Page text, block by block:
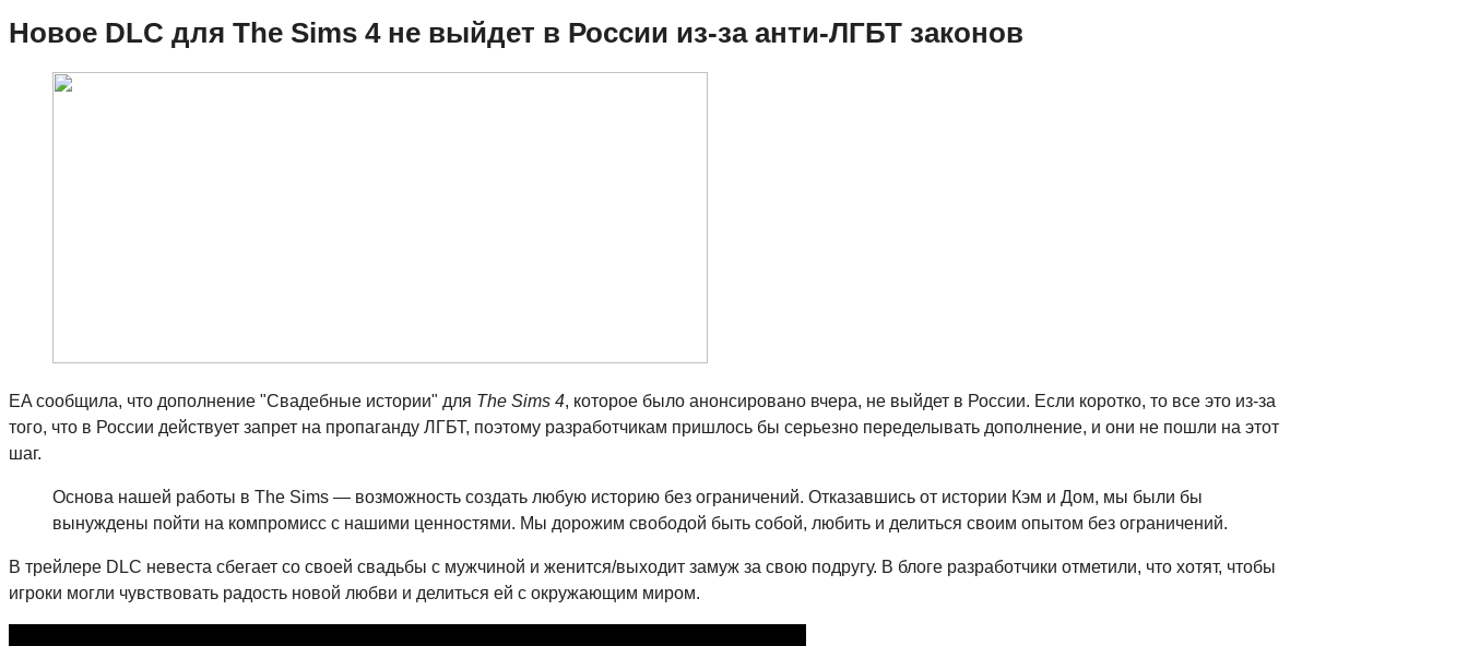
Новое DLC для The Sims 4 не выйдет в России из-за анти-ЛГБТ законов
EA сообщила, что дополнение "Свадебные истории" для The Sims 4, которое было анонсировано вчера, не выйдет в России. Если коротко, то все это из-за
того, что в России действует запрет на пропаганду ЛГБТ, поэтому разработчикам пришлось бы серьезно переделывать дополнение, и они не пошли на этот
шаг.
Основа нашей работы в The Sims — возможность создать любую историю без ограничений. Отказавшись от истории Кэм и Дом, мы были бы
вынуждены пойти на компромисс с нашими ценностями. Мы дорожим свободой быть собой, любить и делиться своим опытом без ограничений.
В трейлере DLC невеста сбегает со своей свадьбы с мужчиной и женится/выходит замуж за свою подругу. В блоге разработчики отметили, что хотят, чтобы
игроки могли чувствовать радость новой любви и делиться ей с окружающим миром.